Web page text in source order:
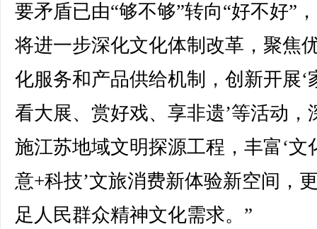
要矛盾已由“够不够”转向“好不好”
将进一步深化文化体制改革，聚焦
化服务和产品供给机制，创新开展‘
看大展、赏好戏、享非遗’等活动，
施江苏地域文明探源工程，丰富‘文
意+科技’文旅消费新体验新空间，
足人民群众精神文化需求。”